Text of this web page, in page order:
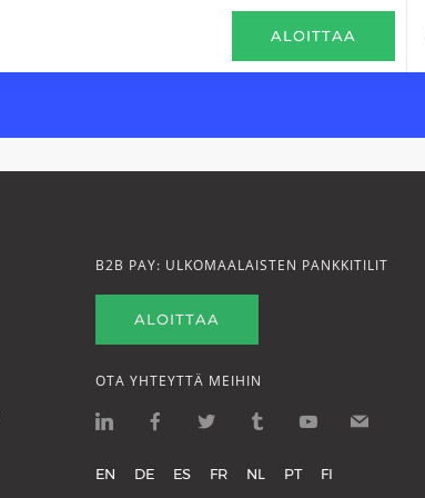
ALOITTAA
B2B PAY: ULKOMAALAISTEN PANKKITILIT
ALOITTAA
OTA YHTEYTTÄ MEIHIN
EN DE ES FR NL PT FI